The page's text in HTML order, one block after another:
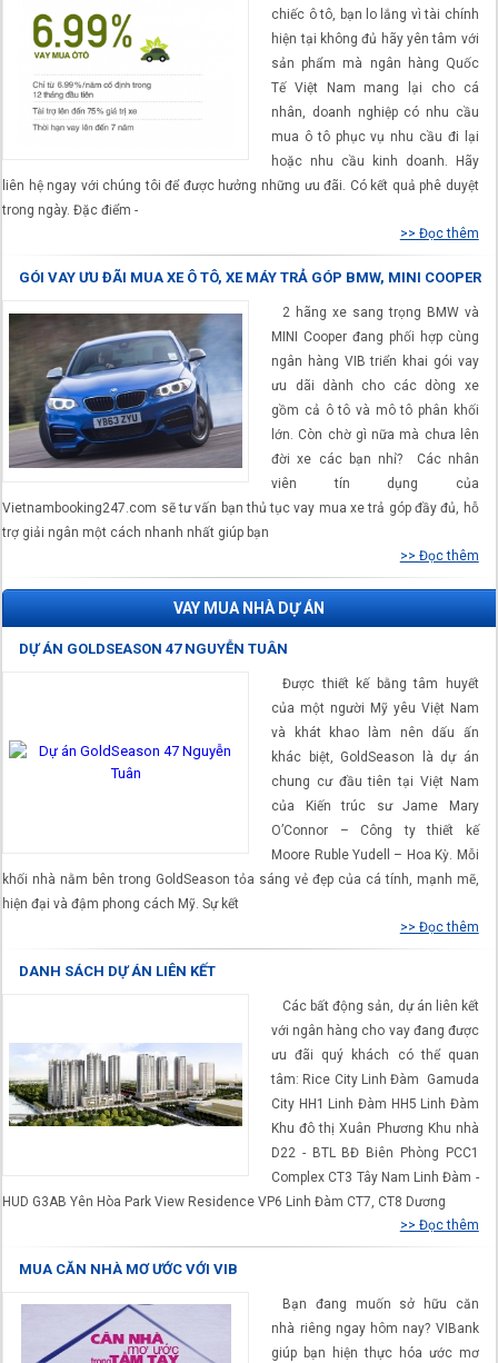
chiếc ô tô, bạn lo lắng vì tài chính
hiện tại không đủ hãy yên tâm với
sản phẩm mà ngân hàng Quốc
Tế Việt Nam mang lại cho cá
nhân, doanh nghiệp có nhu cầu
mua ô tô phục vụ nhu cầu đi lại
hoặc nhu cầu kinh doanh. Hãy
liên hệ ngay với chúng tôi để được hưởng những ưu đãi. Có kết quả phê duyệt
trong ngày. Đặc điểm -
>> Đọc thêm
GÓI VAY ƯU ĐÃI MUA XE Ô TÔ, XE MÁY TRẢ GÓP BMW, MINI COOPER
2 hãng xe sang trọng BMW và
MINI Cooper đang phối hợp cùng
ngân hàng VIB triển khai gói vay
ưu dãi dành cho các dòng xe
gồm cả ô tô và mô tô phân khối
lớn. Còn chờ gì nữa mà chưa lên
đời xe các bạn nhỉ? Các nhân
viên tín dụng của
Vietnambooking247.com sẽ tư vấn bạn thủ tục vay mua xe trả góp đầy đủ, hỗ
trợ giải ngân một cách nhanh nhất giúp bạn
>> Đọc thêm
VAY MUA NHÀ DỰ ÁN
DỰ ÁN GOLDSEASON 47 NGUYỄN TUÂN
Được thiết kế bằng tâm huyết
của một người Mỹ yêu Việt Nam
và khát khao làm nên dấu ấn
khác biệt, GoldSeason là dự án
chung cư đầu tiên tại Việt Nam
của Kiến trúc sư Jame Mary
O’Connor – Công ty thiết kế
Moore Ruble Yudell – Hoa Kỳ. Mỗi
khối nhà nằm bên trong GoldSeason tỏa sáng vẻ đẹp của cá tính, mạnh mẽ,
hiện đại và đậm phong cách Mỹ. Sự kết
>> Đọc thêm
DANH SÁCH DỰ ÁN LIÊN KẾT
Các bất động sản, dự án liên kết
với ngân hàng cho vay đang được
ưu đãi quý khách có thể quan
tâm: Rice City Linh Đàm Gamuda
City HH1 Linh Đàm HH5 Linh Đàm
Khu đô thị Xuân Phương Khu nhà
D22 - BTL BĐ Biên Phòng PCC1
Complex CT3 Tây Nam Linh Đàm -
HUD G3AB Yên Hòa Park View Residence VP6 Linh Đàm CT7, CT8 Dương
>> Đọc thêm
MUA CĂN NHÀ MƠ ƯỚC VỚI VIB
Bạn đang muốn sở hữu căn
nhà riêng ngay hôm nay? VIBank
giúp bạn hiện thực hóa ước mơ